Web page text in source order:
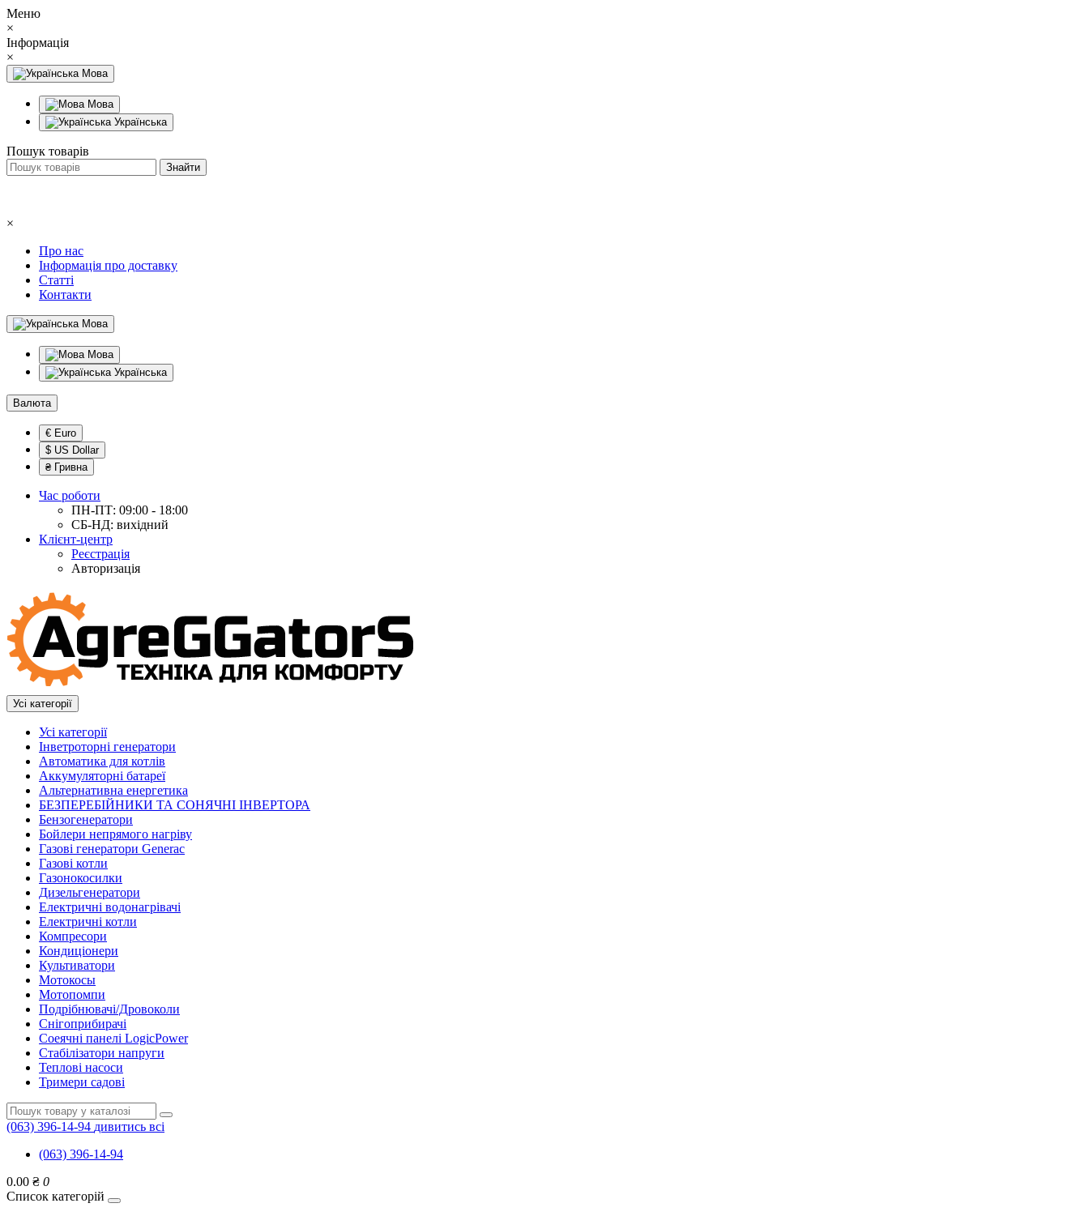
Меню
×
Інформація
×
Мова
Мова
Українська
Пошук товарів
×
Про нас
Інформація про доставку
Статті
Контакти
Мова
Мова
Українська
Валюта
€ Euro
$ US Dollar
₴ Гривна
Час роботи
ПН-ПТ: 09:00 - 18:00
СБ-НД: вихідний
Клієнт-центр
Реєстрація
Авторизація
Усі категорії
Усі категорії
Інветроторні генератори
Автоматика для котлів
Аккумуляторні батареї
Альтернативна енергетика
БЕЗПЕРЕБІЙНИКИ ТА СОНЯЧНІ ІНВЕРТОРА
Бензогенератори
Бойлери непрямого нагріву
Газові генератори Generac
Газові котли
Газонокосилки
Дизельгенератори
Електричні водонагрівачі
Електричні котли
Компресори
Кондиціонери
Культиватори
Мотокосы
Мотопомпи
Подрібнювачі/Дровоколи
Снігоприбирачі
Соеячні панелі LogicPower
Стабілізатори напруги
Теплові насоси
Тримери садові
(063) 396-14-94 дивитись всі
(063) 396-14-94
0.00 ₴ 0
Список категорій